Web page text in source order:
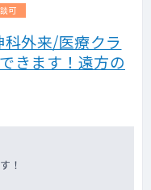
可
科外来/医療クラ
きます！遠方の
！